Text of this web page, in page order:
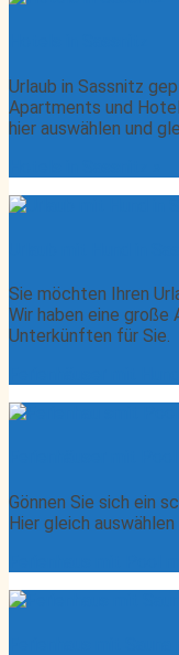
Urlaub in Sassnitz
Apartments und
hier auswählen und
Sie möchten Ihren
Wir haben eine große
Unterkünften für Sie.
Gönnen Sie sich ein
Hier gleich auswählen